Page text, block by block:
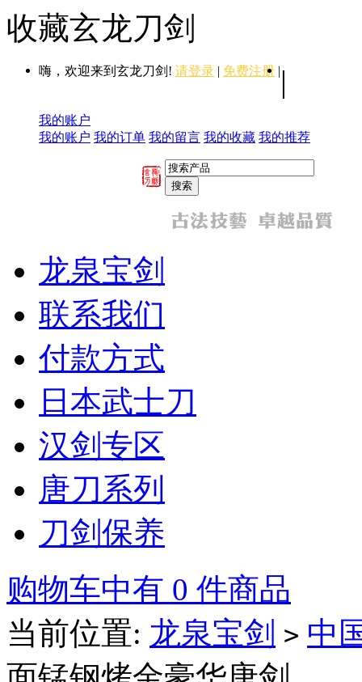
收藏玄龙刀剑
嗨，欢迎来到玄龙刀剑! 请登录 | 免费注册 | |
我的账户
我的账户 我的订单 我的留言 我的收藏 我的推荐
龙泉宝剑
联系我们
付款方式
日本武士刀
汉剑专区
唐刀系列
刀剑保养
购物车中有 0 件商品
当前位置: 龙泉宝剑 > 中